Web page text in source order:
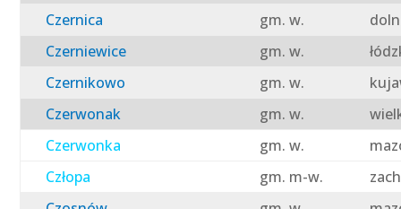
Czernica
gm. w.
Czerniewice
gm. w.
Czernikowo
gm. w.
Czerwonak
gm. w.
Czerwonka
gm. w.
Człopa
gm. m-w.